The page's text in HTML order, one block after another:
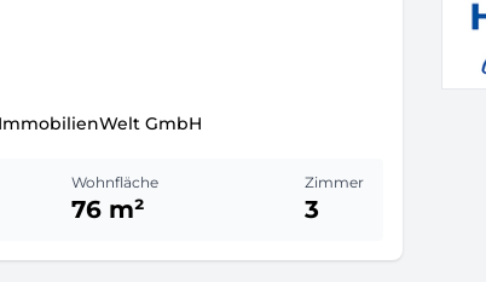
GmbH
Wohnfläche
76 m²
Zimmer
3